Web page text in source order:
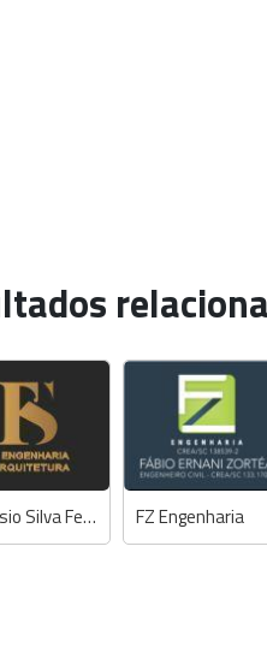
Protásio Silva Ferreira - Engº Civil FZ Engenharia